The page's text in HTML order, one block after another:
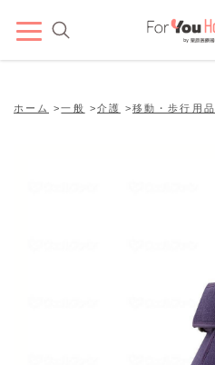
ホーム >一般 >介護 >移動・歩行用品